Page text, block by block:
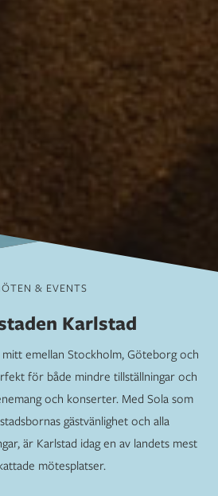
& EVENTS
Karlstad
emellan Stockholm, Göteborg och
för både mindre tillställningar och
och konserter. Med Sola som
gästvänlighet och alla
är Karlstad idag en av landets mest
mötesplatser.